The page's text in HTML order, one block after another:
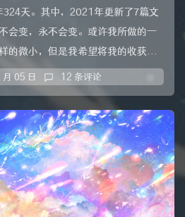
天。其中，2021年更新了7篇文
会变，永不会变。或许我所做的一
的微小，但是我希望将我的收获...
05 日 12 条评论